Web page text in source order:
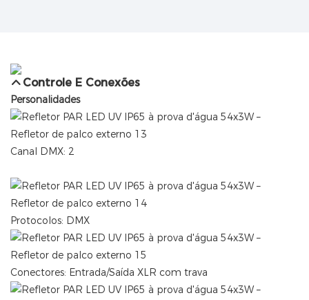
Controle E Conexões
Personalidades
Canal DMX: 2
Protocolos: DMX
Conectores: Entrada/Saída XLR com trava